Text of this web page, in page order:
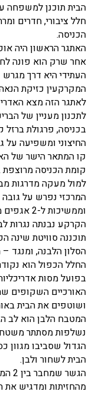
חלל ציבורי, חדרים
הכניסה.
האתגר הראשון היה
אחר שרק הוא פונה
העתידי היא דרך
המקרקעין כזיקת
לאתגר הזה מצא
לתכנון מעניין של
בכניסה, פרגולת ברזל
החיצוני ומשפיעה על
קו המתאר הישר של
קומת הכניסה
למול מעקה מדרגות
המרכזי נפרש על
הקרקע נבנתה נגרות
תוכננה סוויטת שינה
הסלון הלבנה, ומנגד
האורכיים השקופים
ושוטפים את הבית
המטבח הלבן הוא לב
נשלפות מסתתר משטח
הגדול שסביבו מגוון
הבית לשחור ולבן.
מהחזיתות ומדגיש את